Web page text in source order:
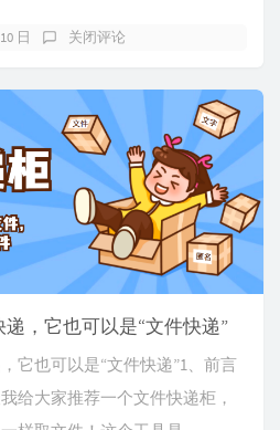
日 关闭评论
，它也可以是“文件快递”
它也可以是“文件快递”1、前言
给大家推荐一个文件快递柜，